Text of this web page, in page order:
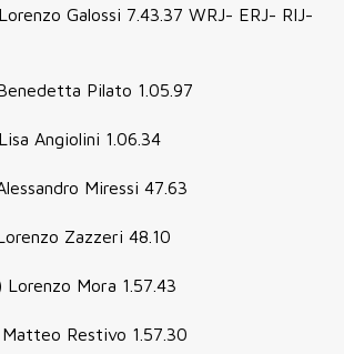
Galossi 7.43.37 WRJ- ERJ- RIJ-
Pilato 1.05.97
Angiolini 1.06.34
Miressi 47.63
Zazzeri 48.10
Mora 1.57.43
Restivo 1.57.30